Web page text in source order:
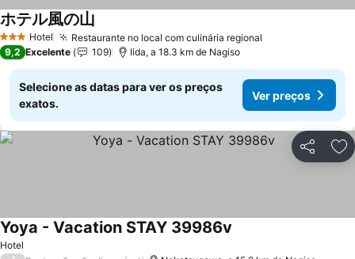
3 EstrelasHotel Restaurante no local com culinária regional
ホテル風の山
9,2 Excelente 109 Iida, a 18.3 km de Nagiso
Selecione as datas para ver os preços
exatos.
Ver preços
Partilhar
Hotel
Yoya - Vacation STAY 39986v